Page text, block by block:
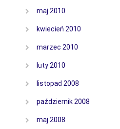
maj 2010
kwiecień 2010
marzec 2010
luty 2010
listopad 2008
październik 2008
maj 2008